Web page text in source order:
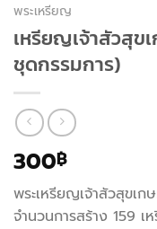
พระเหรียญ
เหรียญเจ้าสัวสุข
ชุดกรรมการ)
300฿
พระเหรียญเจ้าสัวสุขเ
จำนวนการสร้าง 159